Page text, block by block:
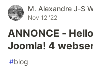
M. Alexandre J-S
Nov 12 '22
ANNONCE -
Joomla! 4
#blog